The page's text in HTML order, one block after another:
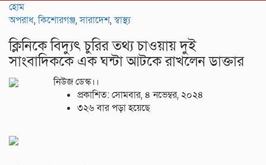
হোম
অপরাধ,কিশোরগঞ্জ,সারাদেশ,স্বাস্থ্য
ক্লিনিকে বিদ্যুৎ চুরির তথ্য চাওয়ায় দুই
সাংবাদিককে এক ঘন্টা আটকে রাখলেন ডাক্তার
নিউজ ডেস্ক।।
প্রকাশিত: সোমবার, ৪ নভেম্বর, ২০২৪
৩২৬ বার পড়া হয়েছে